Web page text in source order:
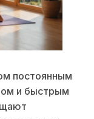
постоянным
и быстрым